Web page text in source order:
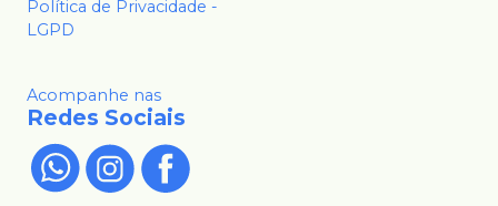
Política de Privacidade -
LGPD
Acompanhe nas
Redes Sociais